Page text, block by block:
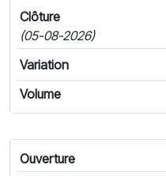
Clôture
(05-08-2026)
Variation
Volume
Ouverture